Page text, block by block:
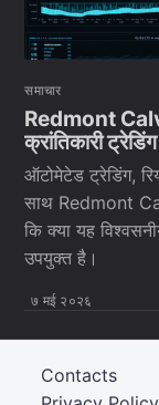
समाचार
Redmont
क्रांतिकारी
ऑटोमेटेड ट्रेडिंग,
साथ Redmont
कि क्या यह
उपयुक्त है।
७ मई २०२६
Contacts